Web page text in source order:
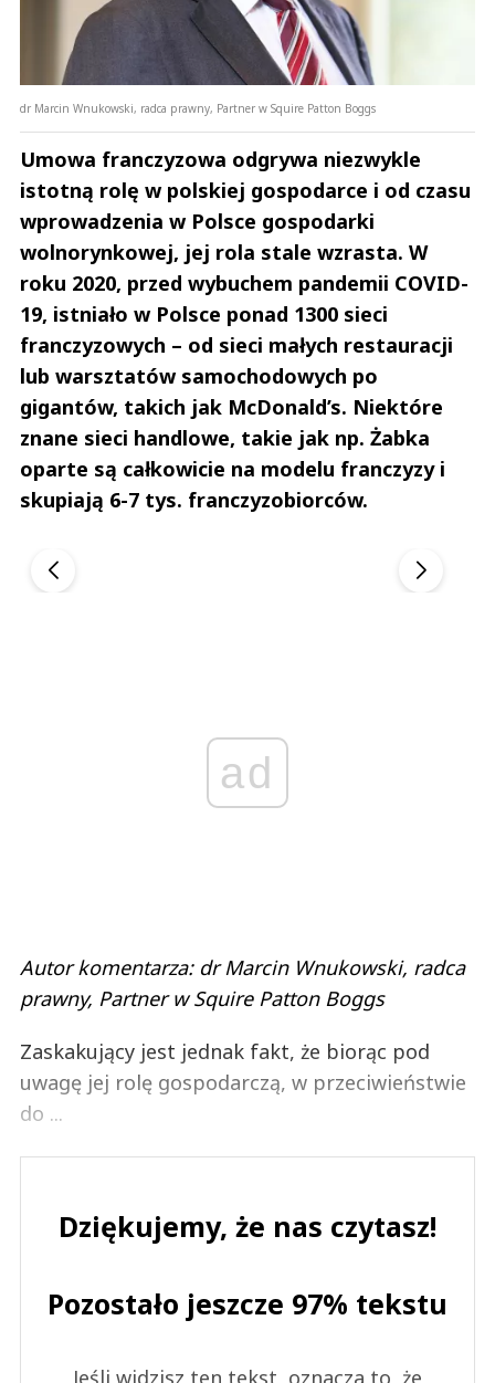
dr Marcin Wnukowski, radca prawny, Partner w Squire Patton Boggs
Umowa franczyzowa odgrywa niezwykle
istotną rolę w polskiej gospodarce i od czasu
wprowadzenia w Polsce gospodarki
wolnorynkowej, jej rola stale wzrasta. W
roku 2020, przed wybuchem pandemii COVID-
19, istniało w Polsce ponad 1300 sieci
franczyzowych – od sieci małych restauracji
lub warsztatów samochodowych po
gigantów, takich jak McDonald’s. Niektóre
znane sieci handlowe, takie jak np. Żabka
oparte są całkowicie na modelu franczyzy i
skupiają 6-7 tys. franczyzobiorców.
ad
Autor komentarza: dr Marcin Wnukowski, radca
prawny, Partner w Squire Patton Boggs
Zaskakujący jest jednak fakt, że biorąc pod
uwagę jej rolę gospodarczą, w przeciwieństwie
do ...
Dziękujemy, że nas czytasz!
Pozostało jeszcze 97% tekstu